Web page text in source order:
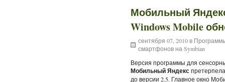
Мобильный
Windows Mobile
сентября 07, 2010 в
смартфонов на Symbian
Версия программы для
Мобильный Яндекс
до версии 2.5. Главное окно